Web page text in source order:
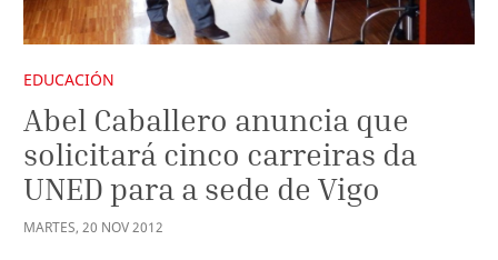
EDUCACIÓN
Abel Caballero anuncia que
solicitará cinco carreiras da
UNED para a sede de Vigo
MARTES, 20 NOV2012